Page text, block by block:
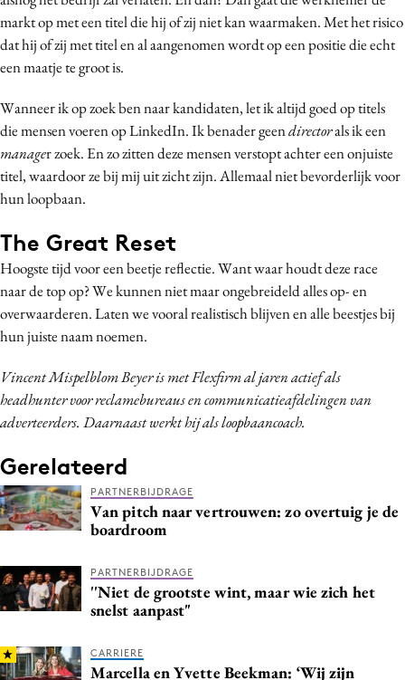
markt op met een titel die hij of zij niet kan waarmaken. Met het risico
dat hij of zij met titel en al aangenomen wordt op een positie die echt
een maatje te groot is.
Wanneer ik op zoek ben naar kandidaten, let ik altijd goed op titels
die mensen voeren op LinkedIn. Ik benader geendirectorals ik een
manager zoek. En zo zitten deze mensen verstopt achter een onjuiste
titel, waardoor ze bij mij uit zicht zijn. Allemaal niet bevorderlijk voor
hun loopbaan.
The Great Reset
Hoogste tijd voor een beetje reflectie. Want waar houdt deze race
naar de top op? We kunnen niet maar ongebreideld alles op- en
overwaarderen. Laten we vooral realistisch blijven en alle beestjes bij
hun juiste naam noemen.
Vincent Mispelblom Beyer is met Flexfirm al jaren actief als
headhunter voor reclamebureaus en communicatieafdelingen van
adverteerders. Daarnaast werkt hij als loopbaancoach.
Gerelateerd
PARTNERBIJDRAGE
Van pitch naar vertrouwen: zo overtuig je de
boardroom
PARTNERBIJDRAGE
''Niet de grootste wint, maar wie zich het
snelst aanpast"
CARRIERE
Marcella en Yvette Beekman: ‘Wij zijn